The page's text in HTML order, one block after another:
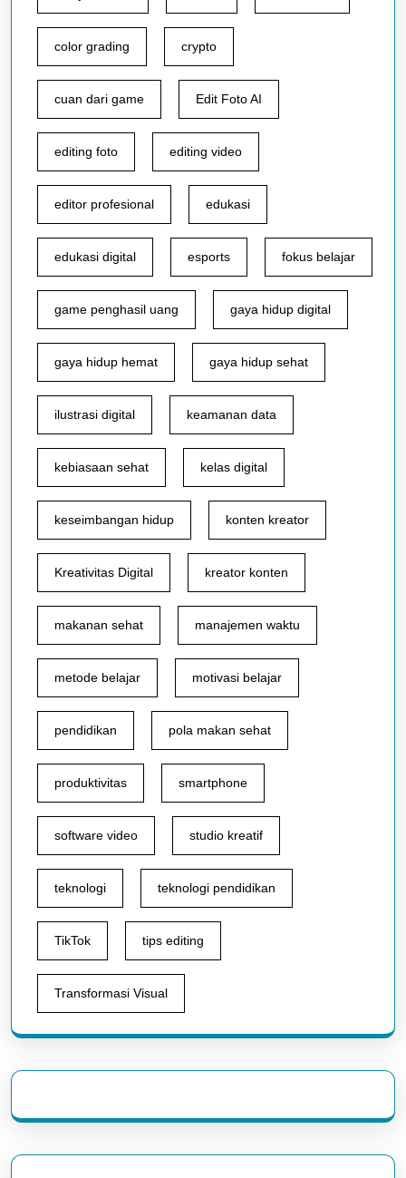
color grading crypto
cuan dari game Edit Foto AI
editing foto editing video
editor profesional edukasi
edukasi digital esports fokus belajar
game penghasil uang gaya hidup digital
gaya hidup hemat gaya hidup sehat
ilustrasi digital keamanan data
kebiasaan sehat kelas digital
keseimbangan hidup konten kreator
Kreativitas Digital kreator konten
makanan sehat manajemen waktu
metode belajar motivasi belajar
pendidikan pola makan sehat
produktivitas smartphone
software video studio kreatif
teknologi teknologi pendidikan
TikTok tips editing
Transformasi Visual